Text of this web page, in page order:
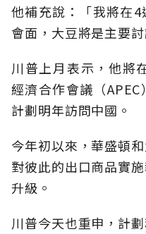
他補充說：「我將在
會面，大豆將是主要討
川普上月表示，他將
經濟合作會議（
計劃明年訪問中國。
今年初以來，華盛頓
對彼此的出口商品實
升級。
川普今天也重申，計